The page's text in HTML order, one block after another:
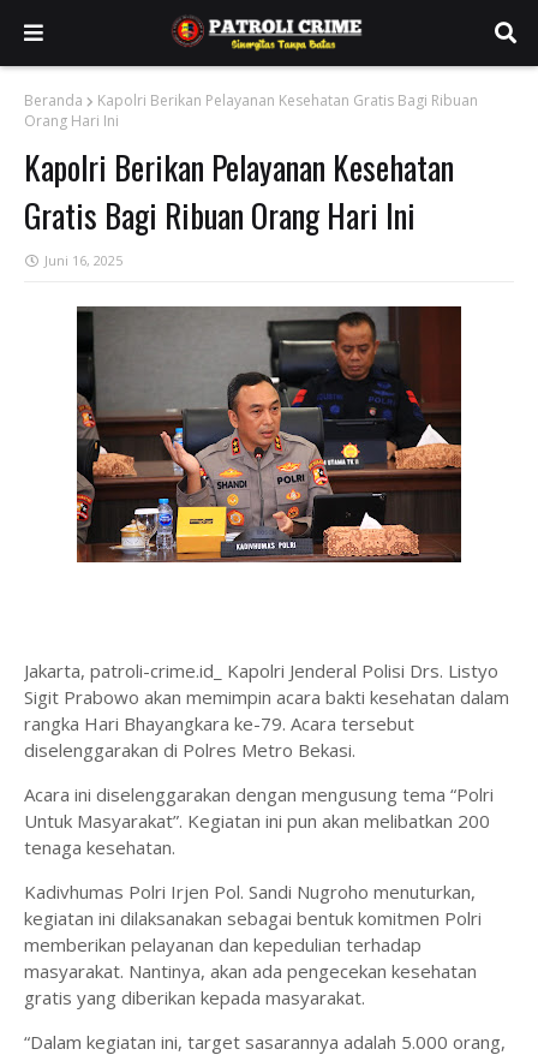
Beranda
Kapolri Berikan Pelayanan Kesehatan Gratis Bagi Ribuan
Orang Hari Ini
Kapolri Berikan Pelayanan Kesehatan
Gratis Bagi Ribuan Orang Hari Ini
Juni 16, 2025
Jakarta, patroli-crime.id_ Kapolri Jenderal Polisi Drs. Listyo
Sigit Prabowo akan memimpin acara bakti kesehatan dalam
rangka Hari Bhayangkara ke-79. Acara tersebut
diselenggarakan di Polres Metro Bekasi.
Acara ini diselenggarakan dengan mengusung tema “Polri
Untuk Masyarakat”. Kegiatan ini pun akan melibatkan 200
tenaga kesehatan.
Kadivhumas Polri Irjen Pol. Sandi Nugroho menuturkan,
kegiatan ini dilaksanakan sebagai bentuk komitmen Polri
memberikan pelayanan dan kepedulian terhadap
masyarakat. Nantinya, akan ada pengecekan kesehatan
gratis yang diberikan kepada masyarakat.
“Dalam kegiatan ini, target sasarannya adalah 5.000 orang,